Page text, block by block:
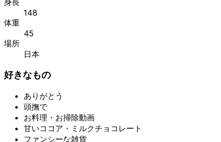
148
体重
45
場所
日本
好きなもの
ありがとう
頭撫で
お料理・お掃除動画
甘いココア・ミルクチョコレート
ファンシーな雑貨